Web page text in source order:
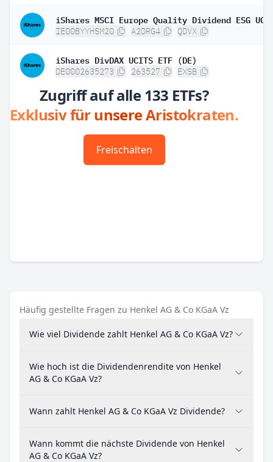
IE00BYYHSM20 A2DRG4 QDVX
iShares DivDAX UCITS ETF (DE)
DE0002635273 263527 EXSB
Zugriff auf alle 133 ETFs?
Exklusiv für unsere Aristokraten.
Freischalten
Häufig gestellte Fragen zu Henkel AG & Co KGaA Vz
Wie viel Dividende zahlt Henkel AG & Co KGaA Vz?
Wie hoch ist die Dividendenrendite von Henkel
AG & Co KGaA Vz?
Wann zahlt Henkel AG & Co KGaA Vz Dividende?
Wann kommt die nächste Dividende von Henkel
AG & Co KGaA Vz?